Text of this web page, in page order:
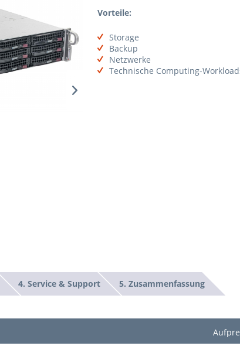
Vorteile:
Storage
Backup
Netzwerke
Technische Computing-
4. Service & Support 5. Zusammenfassung